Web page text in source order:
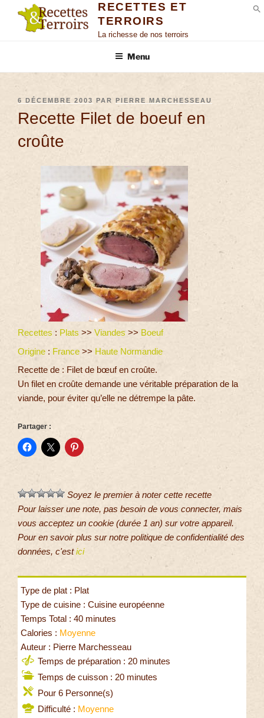
RECETTES ET
TERROIRS
La richesse de nos terroirs
Menu
6 DÉCEMBRE 2003 PAR PIERRE MARCHESSEAU
Recette Filet de boeuf en
croûte
Recettes : Plats >> Viandes >> Boeuf
Origine : France >> Haute Normandie
Recette de : Filet de bœuf en croûte.
Un filet en croûte demande une véritable préparation de la
viande, pour éviter qu’elle ne détrempe la pâte.
Partager :
Soyez le premier à noter cette recette
Pour laisser une note, pas besoin de vous connecter, mais
vous acceptez un cookie (durée 1 an) sur votre appareil.
Pour en savoir plus sur notre politique de confidentialité des
données, c'estici
Type de plat : Plat
Type de cuisine : Cuisine européenne
Temps Total : 40 minutes
Calories : Moyenne
Auteur : Pierre Marchesseau
Temps de préparation : 20 minutes
Temps de cuisson : 20 minutes
Pour 6 Personne(s)
Difficulté : Moyenne